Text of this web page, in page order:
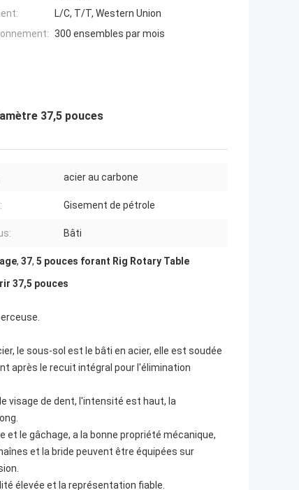
L/C, T/T, Western Union
300 ensembles par mois
37,5 pouces
acier au carbone
Gisement de pétrole
Bâti
, 37, 5 pouces forant Rig Rotary Table
37,5 pouces
le sous-sol est le bâti en acier, elle est soudée
après le recuit intégral pour l'élimination
visage de dent, l'intensité est haut, la
le gâchage, a la bonne propriété mécanique,
et la bride peuvent être équipées sur
élevée et la représentation fiable.